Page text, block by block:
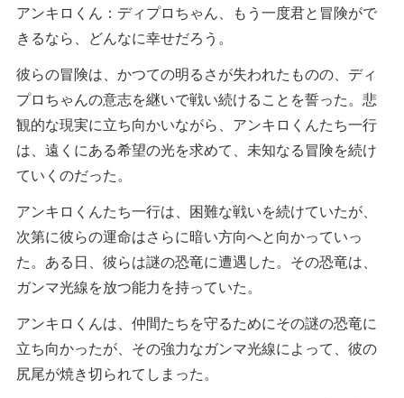
アンキロくん：ディプロちゃん、もう一度君と冒険がで
きるなら、どんなに幸せだろう。
彼らの冒険は、かつての明るさが失われたものの、ディ
プロちゃんの意志を継いで戦い続けることを誓った。悲
観的な現実に立ち向かいながら、アンキロくんたち一行
は、遠くにある希望の光を求めて、未知なる冒険を続け
ていくのだった。
アンキロくんたち一行は、困難な戦いを続けていたが、
次第に彼らの運命はさらに暗い方向へと向かっていっ
た。ある日、彼らは謎の恐竜に遭遇した。その恐竜は、
ガンマ光線を放つ能力を持っていた。
アンキロくんは、仲間たちを守るためにその謎の恐竜に
立ち向かったが、その強力なガンマ光線によって、彼の
尻尾が焼き切られてしまった。